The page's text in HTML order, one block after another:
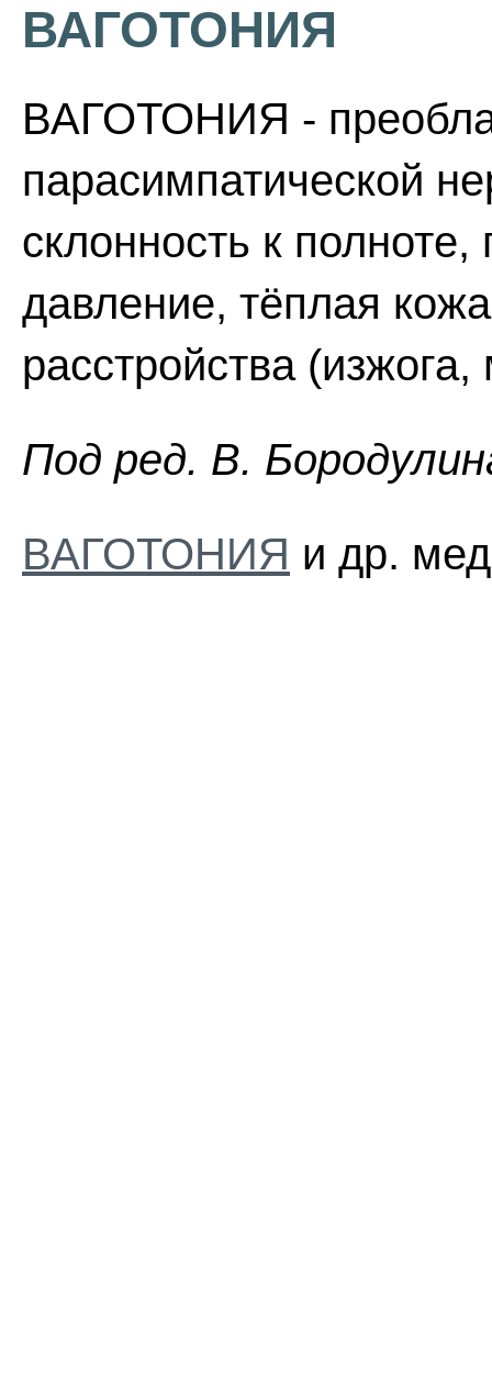
ВАГОТОНИЯ
ВАГОТОНИЯ -
парасимпатической
склонность к
давление, тёплая
расстройства
Пoд peд. B.
ВАГОТОНИЯ и др.